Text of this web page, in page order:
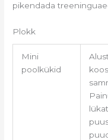
pikendada
Plokk
Mini
poolkükid